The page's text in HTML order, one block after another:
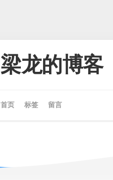
梁龙的博客
首页 标签 留言